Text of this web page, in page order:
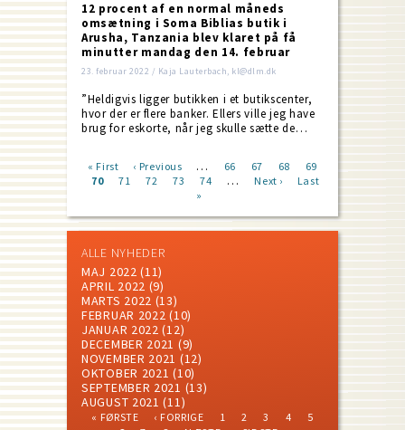
12 procent af en normal måneds
omsætning i Soma Biblias butik i
Arusha, Tanzania blev klaret på få
minutter mandag den 14. februar
23. februar 2022 / Kaja Lauterbach, kl@dlm.dk
”Heldigvis ligger butikken i et butikscenter,
hvor der er flere banker. Ellers ville jeg have
brug for eskorte, når jeg skulle sætte de…
Pagination
First
page
« First
Previous
page
‹ Previous … Page
66 Page
67 Page
68 Page
69
Current
70 Page
71 Page
72 Page
73 Page
74 …
Next
Next ›
Last
Last
»
ALLE NYHEDER
MAJ 2022 (11)
APRIL 2022 (9)
MARTS 2022 (13)
FEBRUAR 2022 (10)
JANUAR 2022 (12)
DECEMBER 2021 (9)
NOVEMBER 2021 (12)
OKTOBER 2021 (10)
SEPTEMBER 2021 (13)
AUGUST 2021 (11)
FIRST
« FØRSTE
PREVIOUS
‹ FORRIGE PAGE
1 PAGE
2 PAGE
3 PAGE
4 PAGE
5